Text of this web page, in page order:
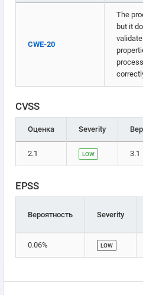
CWE-20
The
but it
CVSS
Оценка Severity
2.1 LOW 3.1
EPSS
Вероятность Severity
0.06% LOW